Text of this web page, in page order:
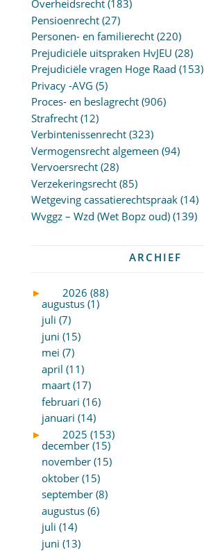
Overheidsrecht(183)
Pensioenrecht(27)
Personen- en familierecht(220)
Prejudiciële uitspraken HvJEU (28)
Prejudiciële vragen Hoge Raad (153)
Privacy -AVG (5)
Proces- en beslagrecht(906)
Strafrecht(12)
Verbintenissenrecht(323)
Vermogensrecht algemeen (94)
Vervoersrecht(28)
Verzekeringsrecht(85)
Wetgeving cassatierechtspraak(14)
Wvggz – Wzd (Wet Bopz oud)(139)
ARCHIEF
►
2026 (88)
augustus (1)
juli (7)
juni (15)
mei (7)
april (11)
maart (17)
februari (16)
januari (14)
►
2025 (153)
december (15)
november (15)
oktober (15)
september (8)
augustus (6)
juli (14)
juni (13)